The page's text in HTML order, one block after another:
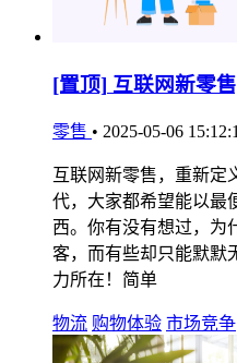
[置顶] 互联网新零
零售 • 2025-05-06
互联网新零售，重新定
代，大家都希望能以最
西。你有没有想过，为
客，而有些却只能默默
力所在！简单
物流 购物体验 市场竞争